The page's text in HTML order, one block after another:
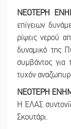
ΝΕΟΤΕΡΗ
επίγειων
ρίψεις νερού
δυναμικό της
συμβάντος για
τυχόν
ΝΕΟΤΕΡΗ
Η ΕΛΑΣ
Σκουτάρι.